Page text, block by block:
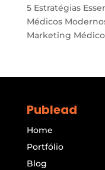
5 Estratégias
Médicos
Marketing
Publead
Home
Portfólio
Blog